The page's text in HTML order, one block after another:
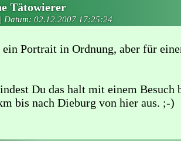
Tätowierer
Datum: 02.12.2007 17:25:24
ein Portrait in Ordnung, aber für
Du das halt mit einem Besuch
bis nach Dieburg von hier aus. ;-)